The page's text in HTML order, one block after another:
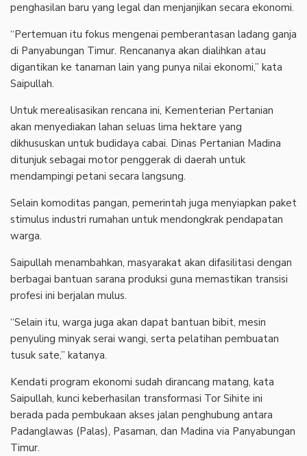
penghasilan baru yang legal dan menjanjikan secara ekonomi.
“Pertemuan itu fokus mengenai pemberantasan ladang ganja
di Panyabungan Timur. Rencananya akan dialihkan atau
digantikan ke tanaman lain yang punya nilai ekonomi,” kata
Saipullah.
Untuk merealisasikan rencana ini, Kementerian Pertanian
akan menyediakan lahan seluas lima hektare yang
dikhususkan untuk budidaya cabai. Dinas Pertanian Madina
ditunjuk sebagai motor penggerak di daerah untuk
mendampingi petani secara langsung.
Selain komoditas pangan, pemerintah juga menyiapkan paket
stimulus industri rumahan untuk mendongkrak pendapatan
warga.
Saipullah menambahkan, masyarakat akan difasilitasi dengan
berbagai bantuan sarana produksi guna memastikan transisi
profesi ini berjalan mulus.
“Selain itu, warga juga akan dapat bantuan bibit, mesin
penyuling minyak serai wangi, serta pelatihan pembuatan
tusuk sate,” katanya.
Kendati program ekonomi sudah dirancang matang, kata
Saipullah, kunci keberhasilan transformasi Tor Sihite ini
berada pada pembukaan akses jalan penghubung antara
Padanglawas (Palas), Pasaman, dan Madina via Panyabungan
Timur.